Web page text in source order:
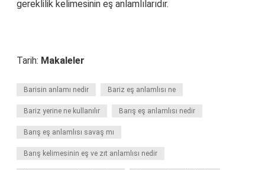
gereklilik kelimesinin eş anlamlılarıdır.
Tarih: Makaleler
Barisin anlamı nedir Bariz eş anlamlısı ne
Bariz yerine ne kullanılır Barış eş anlamlısı nedir
Barış eş anlamlısı savaş mı
Barış kelimesinin eş ve zıt anlamlısı nedir